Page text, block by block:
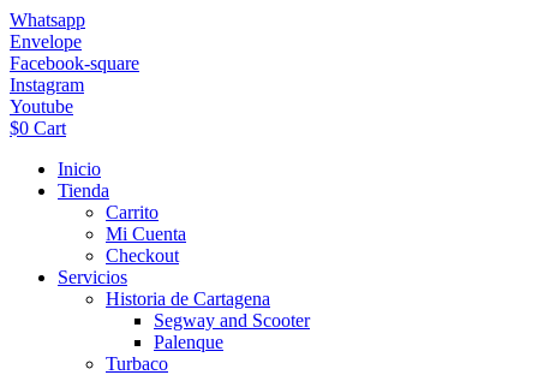
Ir
al
contenido
Whatsapp
Envelope
Facebook-square
Instagram
Youtube
$0 Cart
Inicio
Tienda
Carrito
Mi Cuenta
Checkout
Servicios
Historia de Cartagena
Segway and Scooter
Palenque
Turbaco